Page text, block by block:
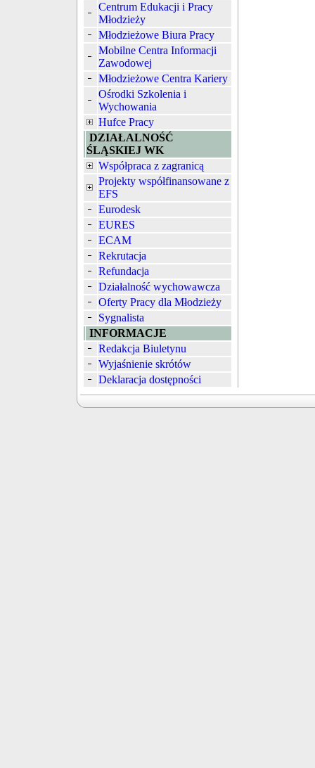
Centrum Edukacji i Pracy
Młodzieży
Młodzieżowe Biura Pracy
Mobilne Centra Informacji
Zawodowej
Młodzieżowe Centra Kariery
Ośrodki Szkolenia i
Wychowania
Hufce Pracy
DZIAŁALNOŚĆ
ŚLĄSKIEJ WK
Współpraca z zagranicą
Projekty współfinansowane z
EFS
Eurodesk
EURES
ECAM
Rekrutacja
Refundacja
Działalność wychowawcza
Oferty Pracy dla Młodzieży
Sygnalista
INFORMACJE
Redakcja Biuletynu
Wyjaśnienie skrótów
Deklaracja dostępności